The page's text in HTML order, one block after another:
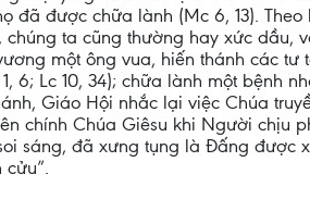
đã được chữa lành (Mc 6, 13).
ta cũng thường hay xức dầu,
một ông vua, hiến thánh các tư
6; Lc 10, 34); chữa lành một bệnh
Giáo Hội nhắc lại việc Chúa
chính Chúa Giêsu khi Người
sáng, đã xưng tụng là Đấng được